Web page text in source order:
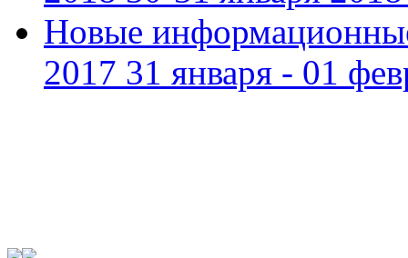
Новые
2017 31 января - 01